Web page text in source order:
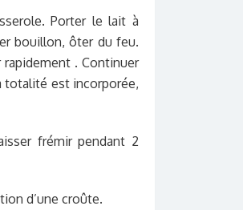
Porter le lait à
bouillon, ôter du feu.
. Continuer
totalité est incorporée,
frémir pendant 2
d’une croûte.